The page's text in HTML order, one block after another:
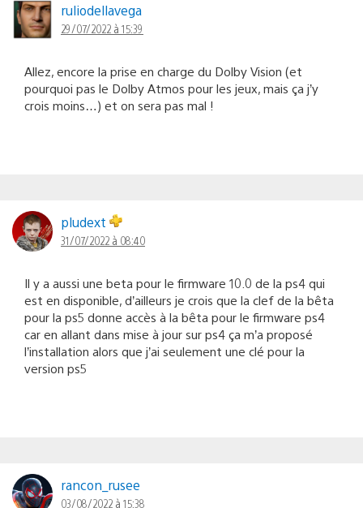
ruliodellavega
29/07/2022 à 15:39
Allez, encore la prise en charge du Dolby Vision (et
pourquoi pas le Dolby Atmos pour les jeux, mais ça j’y
crois moins…) et on sera pas mal !
pludext
31/07/2022 à 08:40
Il y a aussi une beta pour le firmware 10.0 de la ps4 qui
est en disponible, d’ailleurs je crois que la clef de la bêta
pour la ps5 donne accès à la bêta pour le firmware ps4
car en allant dans mise à jour sur ps4 ça m’a proposé
l’installation alors que j’ai seulement une clé pour la
version ps5
rancon_rusee
03/08/2022 à 15:38